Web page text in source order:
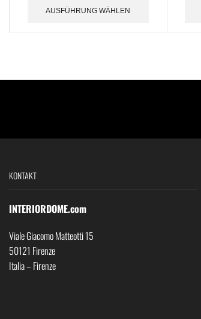
AUSFÜHRUNG WÄHLEN
KONTAKT
INTERIORDOME.com
Viale Giacomo Matteotti 15
50121 Firenze
Italia – Firenze